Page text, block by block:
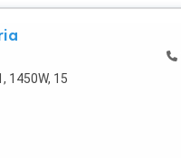
1450W, 15